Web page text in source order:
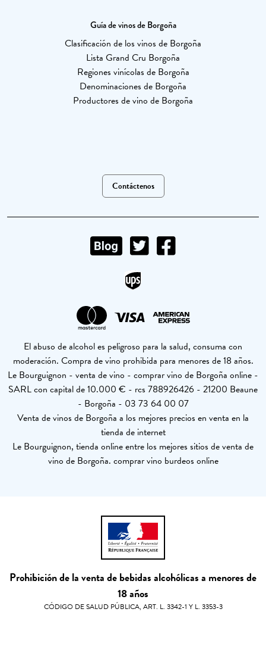
Guía de vinos de Borgoña
Clasificación de los vinos de Borgoña
Lista Grand Cru Borgoña
Regiones vinícolas de Borgoña
Denominaciones de Borgoña
Productores de vino de Borgoña
Contáctenos
El abuso de alcohol es peligroso para la salud, consuma con
moderación. Compra de vino prohibida para menores de 18 años.
Le Bourguignon - venta de vino - comprar vino de Borgoña online -
SARL con capital de 10.000 € - rcs 788926426 - 21200 Beaune
- Borgoña - 03 73 64 00 07
Venta de vinos de Borgoña a los mejores precios en venta en la
tienda de internet
Le Bourguignon, tienda online entre los mejores sitios de venta de
vino de Borgoña. comprar vino burdeos online
Prohibición de la venta de bebidas alcohólicas a menores de
18 años
CÓDIGO DE SALUD PÚBLICA, ART. L. 3342-1 Y L. 3353-3